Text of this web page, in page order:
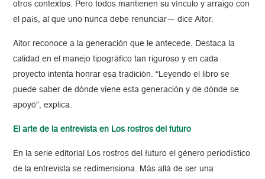
otros contextos. Pero todos mantienen su vínculo y arraigo con
el país, al que uno nunca debe renunciar— dice Aitor.
Aitor reconoce a la generación que le antecede. Destaca la
calidad en el manejo tipográfico tan riguroso y en cada
proyecto intenta honrar esa tradición. “Leyendo el libro se
puede saber de dónde viene esta generación y de dónde se
apoyó”, explica.
El arte de la entrevista en Los rostros del futuro
En la serie editorial Los rostros del futuro el género periodístico
de la entrevista se redimensiona. Más allá de ser una